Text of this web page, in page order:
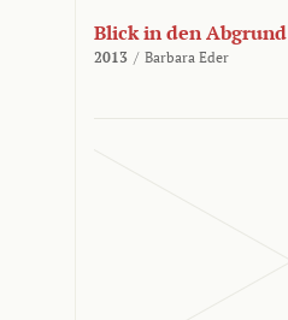
Blick in den Abgrund
2013 / Barbara Eder